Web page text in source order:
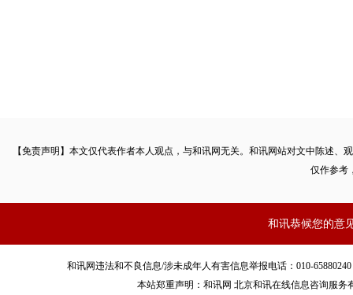
【免责声明】本文仅代表作者本人观点，与和讯网无关。和讯网站对文中陈述
仅作参考
和讯恭候您的意
和讯网违法和不良信息/涉未成年人有害信息举报电话：010-
本站郑重声明：和讯网 北京和讯在线信息咨询服